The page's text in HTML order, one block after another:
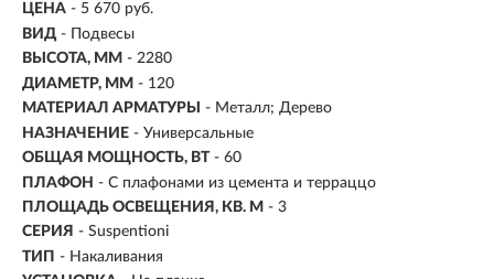
ЦЕНА - 5 670 руб.
ВИД - Подвесы
ВЫСОТА, ММ - 2280
ДИАМЕТР, ММ - 120
МАТЕРИАЛ АРМАТУРЫ
- Металл; Дерево
НАЗНАЧЕНИЕ - Универсальные
ОБЩАЯ МОЩНОСТЬ, ВТ - 60
ПЛАФОН - С плафонами из цемента и терраццо
ПЛОЩАДЬ ОСВЕЩЕНИЯ, КВ. М - 3
СЕРИЯ - Suspentioni
ТИП - Накаливания